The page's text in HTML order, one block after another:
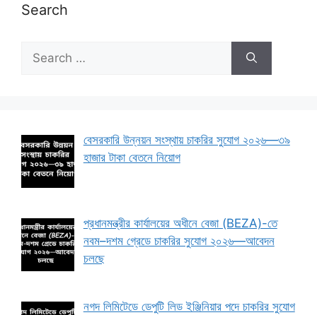
Search
for:
বেসরকারি উন্নয়ন সংস্থায় চাকরির সুযোগ ২০২৬—৩৯
হাজার টাকা বেতনে নিয়োগ
প্রধানমন্ত্রীর কার্যালয়ের অধীনে বেজা (BEZA)-তে
নবম–দশম গ্রেডে চাকরির সুযোগ ২০২৬—আবেদন
চলছে
নগদ লিমিটেডে ডেপুটি লিড ইঞ্জিনিয়ার পদে চাকরির সুযোগ